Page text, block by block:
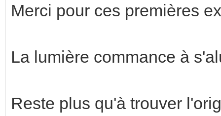
Merci pour ces premières
La lumière commance à
Reste plus qu'à trouver